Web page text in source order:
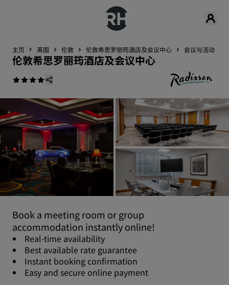
主页 英国 伦敦 伦敦希思罗丽筠酒店及会议中心 会议与活动
伦敦希思罗丽筠酒店及会议中心
Book a meeting room or group
accommodation instantly online!
Real-time availability
Best available rate guarantee
Instant booking confirmation
Easy and secure online payment